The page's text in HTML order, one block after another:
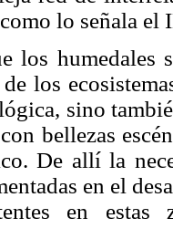
lo señala el
los humedales
los
sino
bellezas
De allí la
en el
en